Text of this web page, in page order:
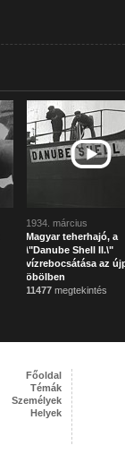
1934. március
Magyar teherhajó, a
\"Danube Shell II.\"
vízrebocsátása az
öbölben
11477 megtekintés
Főoldal
Témák
Személyek
Helyek